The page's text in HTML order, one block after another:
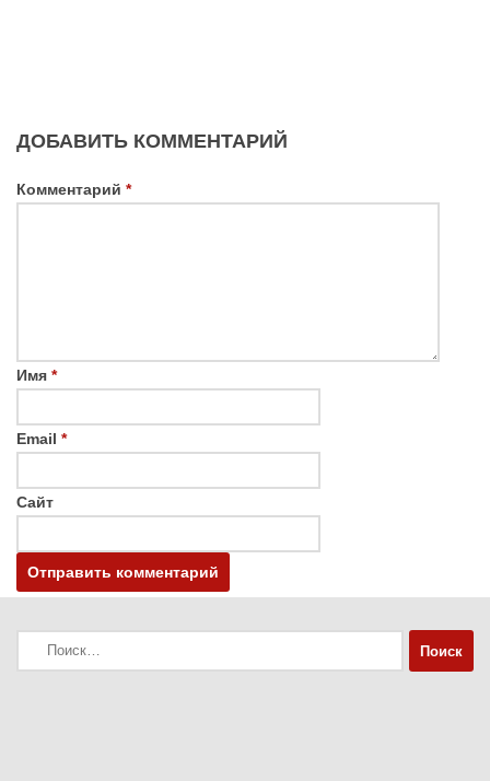
ДОБАВИТЬ КОММЕНТАРИЙ
Комментарий *
Имя *
Email *
Сайт
Найти: